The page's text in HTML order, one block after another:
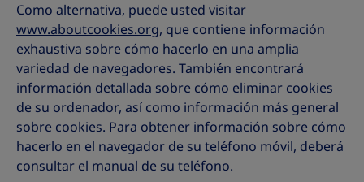
Como alternativa, puede usted visitar
www.aboutcookies.org, que contiene información
exhaustiva sobre cómo hacerlo en una amplia
variedad de navegadores. También encontrará
información detallada sobre cómo eliminar cookies
de su ordenador, así como información más general
sobre cookies. Para obtener información sobre cómo
hacerlo en el navegador de su teléfono móvil, deberá
consultar el manual de su teléfono.